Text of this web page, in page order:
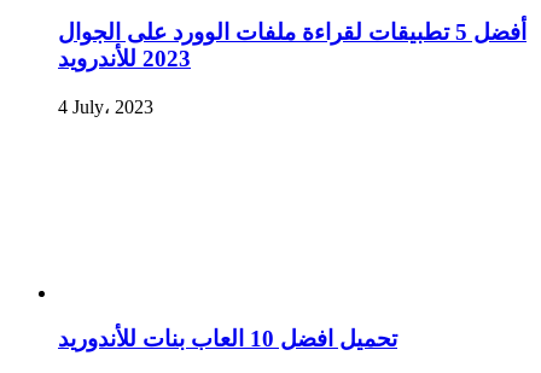
أفضل 5 تطبيقات لقراءة ملفات الوورد على الجوال
2023 للأندرويد
4 July، 2023
تحميل افضل 10 العاب بنات للأندوريد